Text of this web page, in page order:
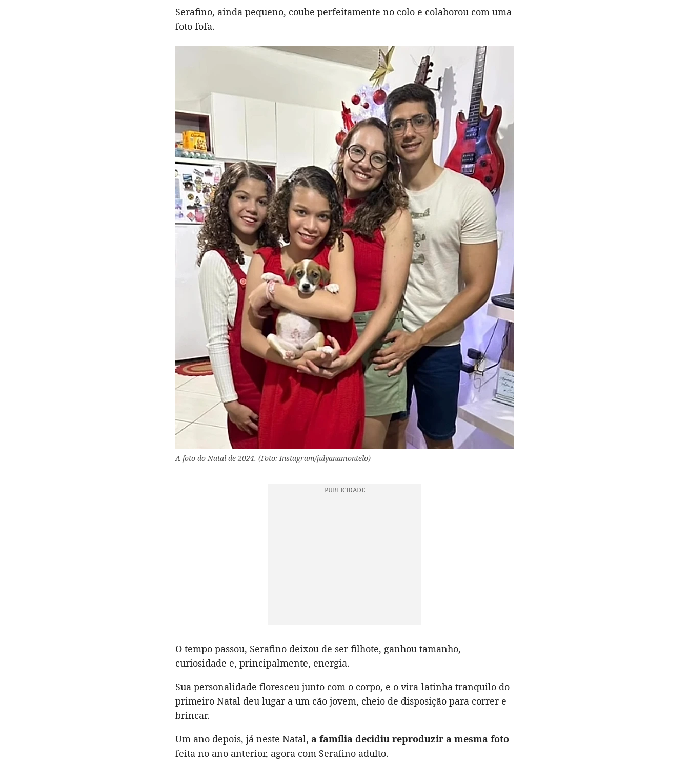
Serafino, ainda pequeno, coube perfeitamente no colo e colaborou com uma
foto fofa.
A foto do Natal de 2024. (Foto: Instagram/julyanamontelo)
O tempo passou, Serafino deixou de ser filhote, ganhou tamanho,
curiosidade e, principalmente, energia.
Sua personalidade floresceu junto com o corpo, e o vira-latinha tranquilo do
primeiro Natal deu lugar a um cão jovem, cheio de disposição para correr e
brincar.
Um ano depois, já neste Natal, a família decidiu reproduzir a mesma foto
feita no ano anterior, agora com Serafino adulto.